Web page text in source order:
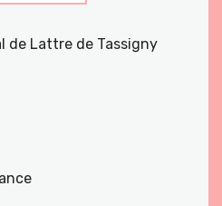
de Lattre de Tassigny